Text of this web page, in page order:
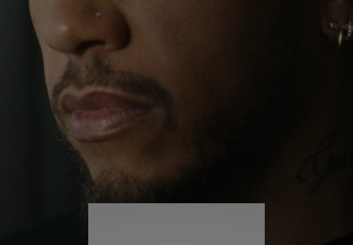
OP
OM
AF
TE
SPELEN
UITGESCHAKELD.
DRUK
HIER
OM
HET
DEMPEN
OP
ervaringen over de hele wereld blijft hij zichzelf
uitdagen en gaandeweg meer leren.
Zijn RIMOWA Original Pilot begeleidt hem bij elke
stap van zijn reis - elk spoor op zijn koffer vertelt
een verhaal over waar hij is geweest en wat hij